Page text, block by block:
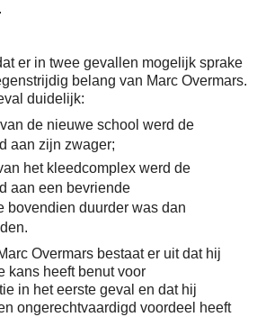
er in twee gevallen mogelijk sprake
belang van Marc Overmars.
duidelijk:
de nieuwe school werd de
aan zijn zwager;
het kleedcomplex werd de
aan een bevriende
bovendien duurder was dan
Overmars bestaat er uit dat hij
kans heeft benut voor
in het eerste geval en dat hij
ongerechtvaardigd voordeel heeft